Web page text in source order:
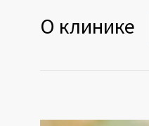
О клинике